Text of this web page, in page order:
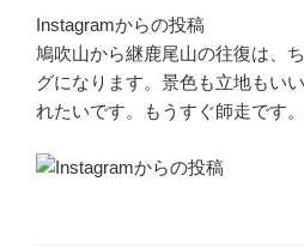
Instagramからの投稿
鳩吹山から継鹿尾山の往復は、
グになります。景色も立地もい
れたいです。もうすぐ師走です